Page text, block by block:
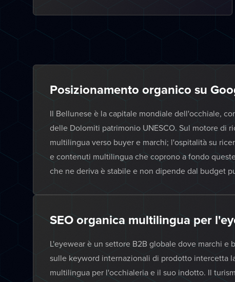
Posizionamento organico su
Il Bellunese è la capitale mondiale dell'occhiale,
delle Dolomiti patrimonio UNESCO. Sul motore di
multilingua verso buyer e marchi; l'ospitalità su
e contenuti multilingua che coprono a fondo
che ne deriva è stabile e non dipende dal budget
SEO organica multilingua per
L'eyewear è un settore B2B globale dove marchi
sulle keyword internazionali di prodotto intercetta
multilingua per l'occhialeria e il suo indotto. Il